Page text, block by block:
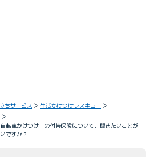
ちサービス
生活かけつけレスキュー
転車かけつけ」の付帯保険について、聞きたいことが
ですか？